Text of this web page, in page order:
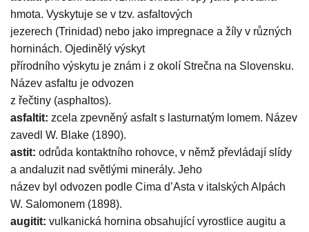
hmota. Vyskytuje se v tzv. asfaltových
jezerech (Trinidad) nebo jako impregnace a žíly v různých
horninách. Ojedinělý výskyt
přírodního výskytu je znám i z okolí Strečna na Slovensku.
Název asfaltu je odvozen
z řečtiny (asphaltos).
asfaltit: zcela zpevněný asfalt s lasturnatým lomem. Název
zavedl W. Blake (1890).
astit: odrůda kontaktního rohovce, v němž převládají slídy
a andaluzit nad světlými minerály. Jeho
název byl odvozen podle Cima d’Asta v italských Alpách
W. Salomonem (1898).
augitit: vulkanická hornina obsahující vyrostlice augitu a